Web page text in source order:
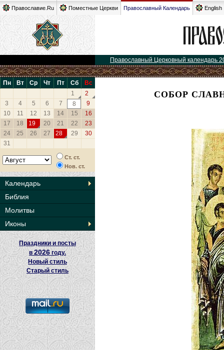
Православие.Ru Поместные Церкви Православный Календарь English
Православный Церковный календарь
Пн Вт Ср Чт Пт Сб
Вс
1
2
3
4 5 6 7 8
9
10
11 12 13 14 15
16
17
18 19 20 21 22
23
24
25 26 27 28 29
30
31
Ст. ст.
Нов. ст.
Календарь
Библия
Молитвы
Иконы
Праздники и посты
в2026 году.
Новый стиль
Старый стиль
СОБОР